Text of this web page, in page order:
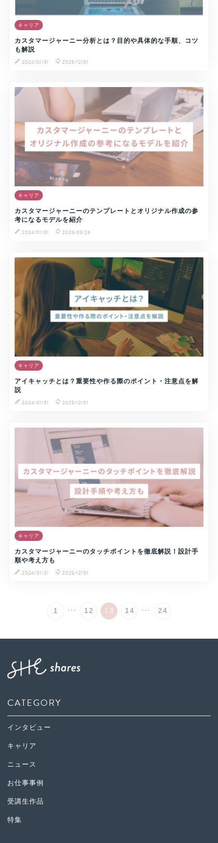
キャリア
カスタマージャーニー分析とは？目的や具体的な手順、コツ
も解説
2024/01/31
2025/12/01
キャリア
カスタマージャーニーのテンプレートとオリジナル作成の参
考になるモデルを紹介
2024/01/31
2026/03/26
キャリア
アイキャッチとは？重要性や作る際のポイント・注意点を解
説
2024/01/31
2025/12/01
キャリア
カスタマージャーニーのタッチポイントを徹底解説！設計手
順や考え方も
2024/01/31
2025/12/01
1 ... 12 13 14 ... 24
CATEGORY
インタビュー
キャリア
ニュース
お仕事事例
受講生作品
特集